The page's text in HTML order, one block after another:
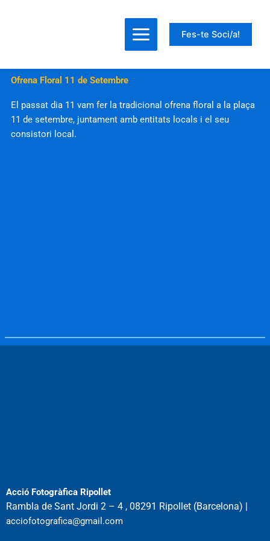
Fes-te Soci/a!
Ofrena Floral 11 de Setembre
El passat dia 11 vam fer la tradicional ofrena floral a la plaça
11 de setembre, juntament amb entitats locals i el seu
consistori local.
Acció Fotogràfica Ripollet
Rambla de Sant Jordi 2 – 4 , 08291 Ripollet (Barcelona) |
acciofotografica@gmail.com